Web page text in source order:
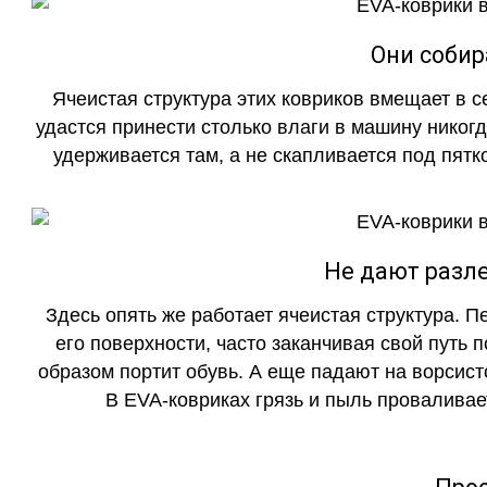
Они
Ячеистая структура этих ковриков вмещает в
удастся принести столько влаги в машину
удерживается там, а не скапливается под
Не дают
Здесь опять же работает ячеистая структура.
его поверхности, часто заканчивая свой
образом портит обувь. А еще падают на
В EVA-ковриках грязь и пыль